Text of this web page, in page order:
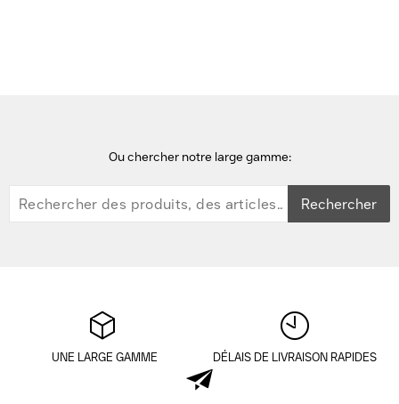
Ou chercher notre large gamme:
Rechercher
UNE LARGE GAMME DÉLAIS DE LIVRAISON RAPIDES